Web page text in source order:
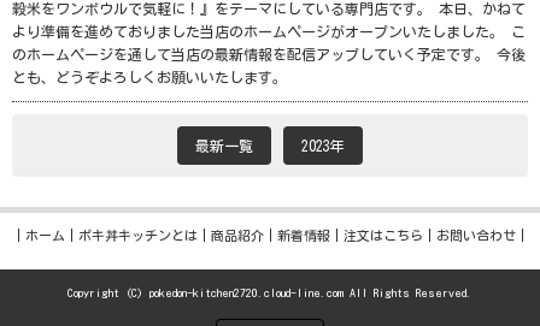
穀米をワンボウルで気軽に！』をテーマにしている専門店です。 本日、かねて
より準備を進めておりました当店のホームページがオープンいたしました。 こ
のホームページを通して当店の最新情報を配信アップしていく予定です。 今後
とも、どうぞよろしくお願いいたします。
最新一覧 2023年
ホーム ポキ丼キッチンとは 商品紹介 新着情報 注文はこちら お問い合わせ
Copyright (C) pokedon-kitchen2720.cloud-line.com All Rights Reserved.